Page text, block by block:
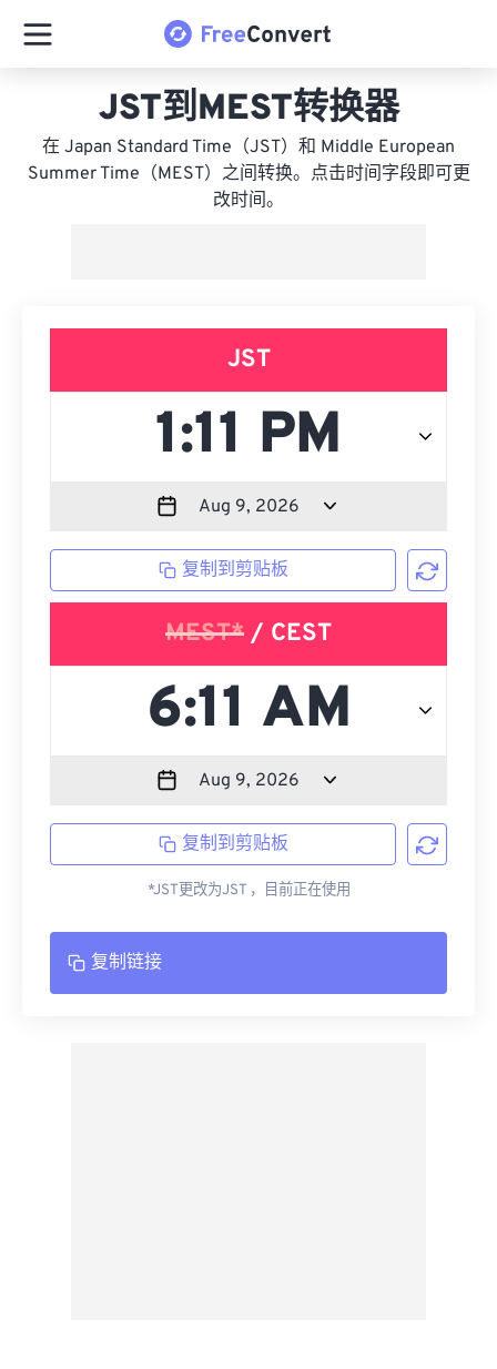
JST到MEST转换器
在 Japan Standard Time（JST）和 Middle European
Summer Time（MEST）之间转换。点击时间字段即可更
改时间。
JST
复制到剪贴板
MEST* / CEST
复制到剪贴板
*JST更改为JST ，目前正在使用
复制链接